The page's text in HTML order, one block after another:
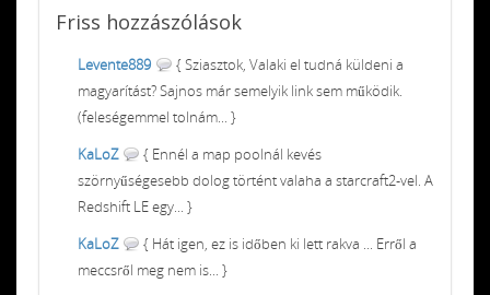
Friss hozzászólások
Levente889
{ Sziasztok, Valaki el tudná küldeni a
magyarítást? Sajnos már semelyik link sem működik.
(feleségemmel tolnám... }
KaLoZ
{ Ennél a map poolnál kevés
szörnyűségesebb dolog történt valaha a starcraft2-vel. A
Redshift LE egy... }
KaLoZ
{ Hát igen, ez is időben ki lett rakva ... Erről a
meccsről meg nem is... }